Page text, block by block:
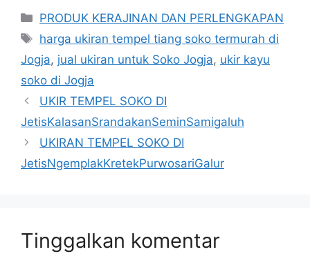
Kategori
PRODUK KERAJINAN DAN PERLENGKAPAN
Tag
harga ukiran tempel tiang soko termurah di
Jogja, jual ukiran untuk Soko Jogja, ukir kayu
soko di Jogja
UKIR TEMPEL SOKO DI
JetisKalasanSrandakanSeminSamigaluh
UKIRAN TEMPEL SOKO DI
JetisNgemplakKretekPurwosariGalur
Tinggalkan komentar